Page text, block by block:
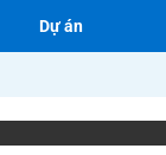
Dự án